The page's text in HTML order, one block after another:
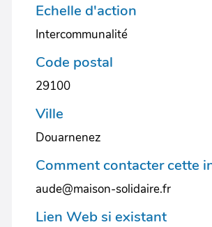
Echelle d'action
Intercommunalité
Code postal
29100
Ville
Douarnenez
Comment contacter cette
aude@maison-solidaire.fr
Lien Web si existant